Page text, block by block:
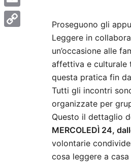
Proseguono gli
Leggere in
un’occasione alle
affettiva e culturale
questa pratica fin
Tutti gli incontri
organizzate per
Questo il dettaglio
MERCOLEDÌ 24,
volontarie
cosa leggere a
Email